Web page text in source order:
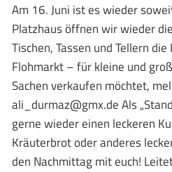
Am 16. Juni ist es wieder
Platzhaus öffnen wir wieder
Tischen, Tassen und Tellern
Flohmarkt – für kleine und
Sachen verkaufen möchtet,
ali_durmaz@gmx.de Als
gerne wieder einen leckeren
Kräuterbrot oder anderes
den Nachmittag mit euch!